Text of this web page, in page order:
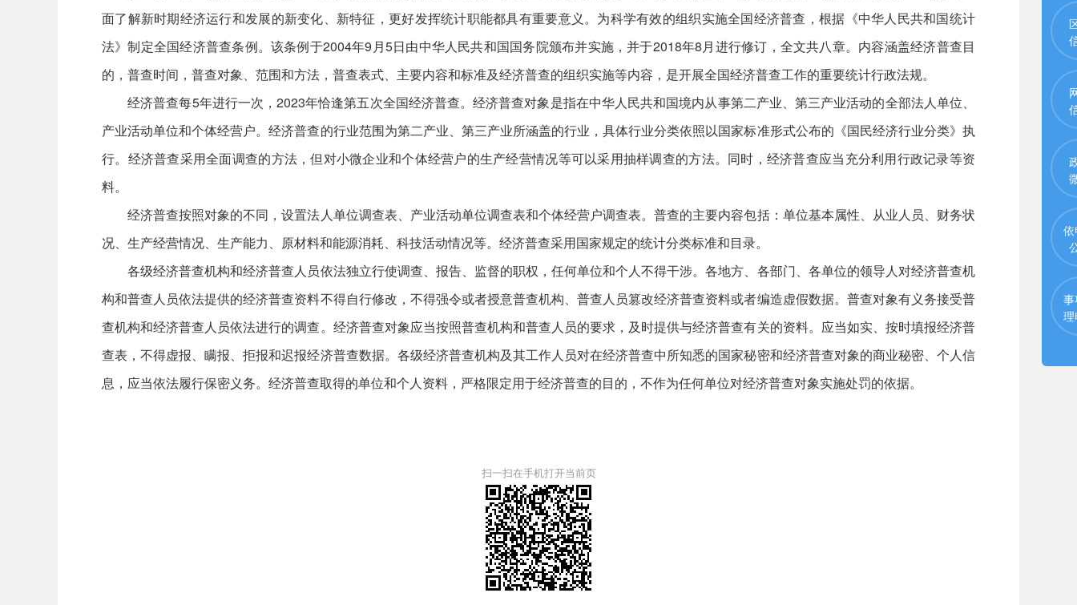
面了解新时期经济运行和发展的新变化、新特征，更好发挥统计职能都具有重要意义。为科学有效的组织实施全国经济普查，根据《中华人民共和国统计
法》制定全国经济普查条例。该条例于2004年9月5日由中华人民共和国国务院颁布并实施，并于2018年8月进行修订，全文共八章。内容涵盖经济普查目
的，普查时间，普查对象、范围和方法，普查表式、主要内容和标准及经济普查的组织实施等内容，是开展全国经济普查工作的重要统计行政法规。
经济普查每5年进行一次，2023年恰逢第五次全国经济普查。经济普查对象是指在中华人民共和国境内从事第二产业、第三产业活动的全部法人单位、
产业活动单位和个体经营户。经济普查的行业范围为第二产业、第三产业所涵盖的行业，具体行业分类依照以国家标准形式公布的《国民经济行业分类》执
行。经济普查采用全面调查的方法，但对小微企业和个体经营户的生产经营情况等可以采用抽样调查的方法。同时，经济普查应当充分利用行政记录等资
料。
经济普查按照对象的不同，设置法人单位调查表、产业活动单位调查表和个体经营户调查表。普查的主要内容包括：单位基本属性、从业人员、财务状
况、生产经营情况、生产能力、原材料和能源消耗、科技活动情况等。经济普查采用国家规定的统计分类标准和目录。
各级经济普查机构和经济普查人员依法独立行使调查、报告、监督的职权，任何单位和个人不得干涉。各地方、各部门、各单位的领导人对经济普查机
构和普查人员依法提供的经济普查资料不得自行修改，不得强令或者授意普查机构、普查人员篡改经济普查资料或者编造虚假数据。普查对象有义务接受普
查机构和经济普查人员依法进行的调查。经济普查对象应当按照普查机构和普查人员的要求，及时提供与经济普查有关的资料。应当如实、按时填报经济普
查表，不得虚报、瞒报、拒报和迟报经济普查数据。各级经济普查机构及其工作人员对在经济普查中所知悉的国家秘密和经济普查对象的商业秘密、个人信
息，应当依法履行保密义务。经济普查取得的单位和个人资料，严格限定用于经济普查的目的，不作为任何单位对经济普查对象实施处罚的依据。
扫一扫在手机打开当前页